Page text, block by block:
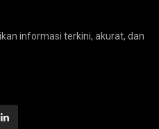
informasi terkini, akurat, dan